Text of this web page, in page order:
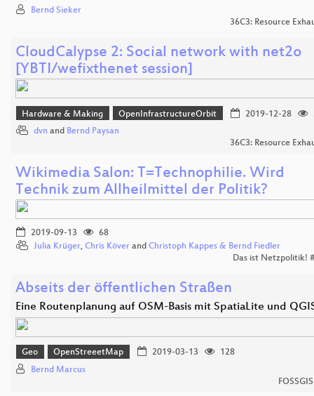
Bernd Sieker
36C3: Resource
CloudCalypse 2: Social network with net2o
[YBTI/wefixthenet session]
Hardware & Making OpenInfrastructureOrbit 2019-12-28
dvn and Bernd Paysan
36C3: Resource
Wikimedia Salon: T=Technophilie. Wird
Technik zum Allheilmittel der Politik?
2019-09-13
68
Julia Krüger, Chris Köver and Christoph Kappes & Bernd Fiedler
Das ist Netzpolitik!
Abseits der öffentlichen Straßen
Eine Routenplanung auf OSM-Basis mit SpatiaLite und
Geo OpenStreeetMap 2019-03-13
128
Bernd Marcus